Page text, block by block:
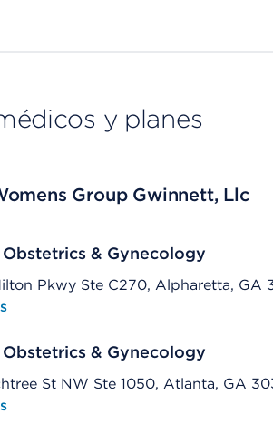
y planes
Group Gwinnett, Llc
& Gynecology
Pkwy Ste C270, Alpharetta, GA
map application on mobile devices
& Gynecology
St NW Ste 1050, Atlanta, GA
map application on mobile devices